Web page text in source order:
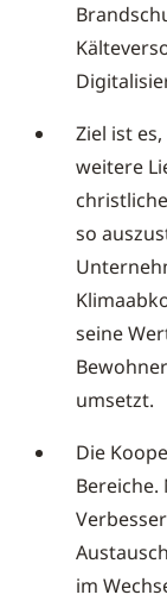
Ziel ist
weitere
so
seine
umsetzt.
Die
Bereiche.
im